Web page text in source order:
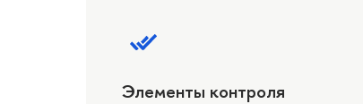
Элементы контроля